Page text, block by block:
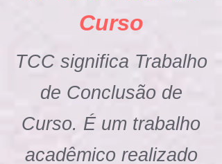
Curso
TCC significa Trabalho
de Conclusão de
Curso. É um trabalho
acadêmico realizado